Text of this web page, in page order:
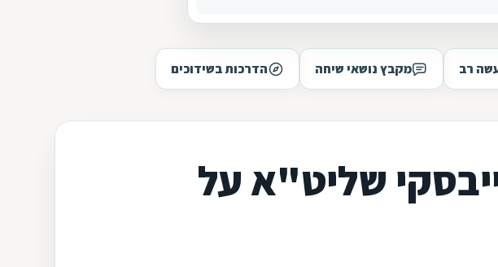
רב מקבץ נושאי שיחה הדרכות בשידוכים
שליט"א על